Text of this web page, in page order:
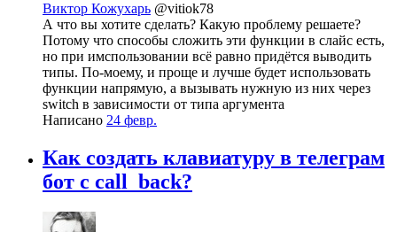
Виктор Кожухарь @vitiok78
А что вы хотите сделать? Какую проблему решаете?
Потому что способы сложить эти функции в слайс есть,
но при имспользовании всё равно придётся выводить
типы. По-моему, и проще и лучше будет использовать
функции напрямую, а вызывать нужную из них через
switch в зависимости от типа аргумента
Написано 24 февр.
Как создать клавиатуру в телеграм
бот с call_back?